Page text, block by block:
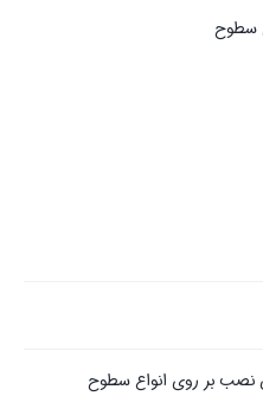
سطوح
نصب بر روی انواع سطوح